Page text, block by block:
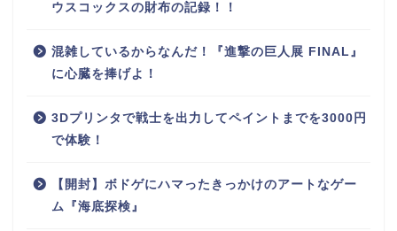
ウスコックスの財布の記録！！
混雑しているからなんだ！『進撃の巨人展 FINAL』
に心臓を捧げよ！
3Dプリンタで戦士を出力してペイントまでを3000円
で体験！
【開封】ボドゲにハマったきっかけのアートなゲー
ム『海底探検』